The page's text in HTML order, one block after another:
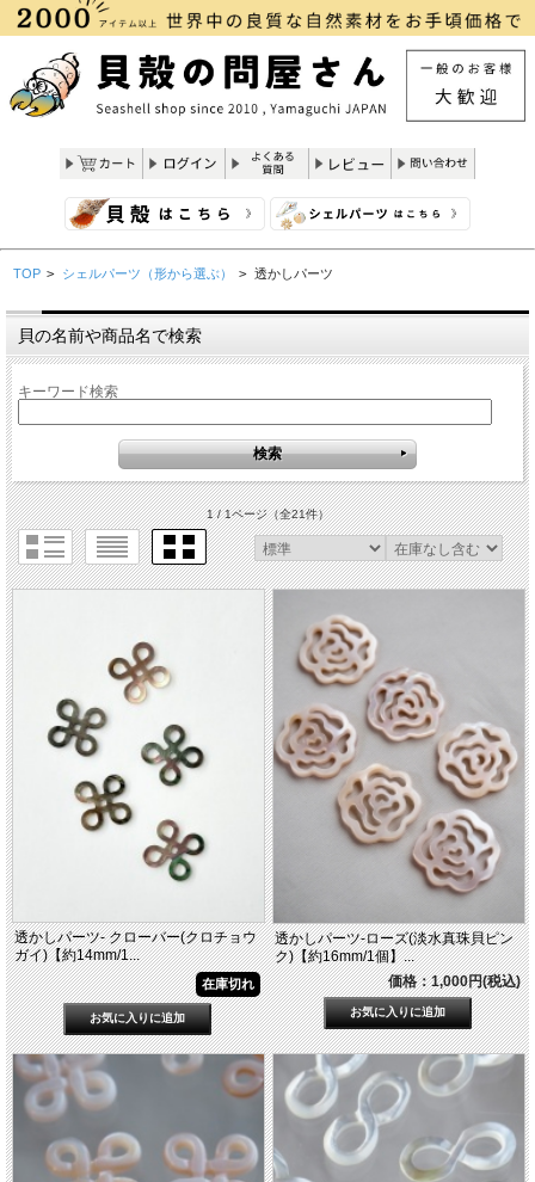
TOP > シェルパーツ（形から選ぶ） > 透かしパーツ
貝の名前や商品名で検索
キーワード検索
1 / 1ページ（全21件）
透かしパーツ- クローバー(クロチョウ
ガイ)【約14mm/1...
在庫切れ
透かしパーツ-ローズ(淡水真珠貝ピン
ク)【約16mm/1個】...
価格：1,000円(税込)